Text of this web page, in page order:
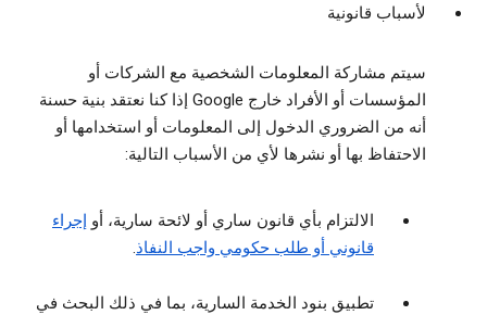
لأسباب قانونية
سيتم مشاركة المعلومات الشخصية مع الشركات أو
المؤسسات أو الأفراد خارج Google إذا كنا نعتقد بنية حسنة
أنه من الضروري الدخول إلى المعلومات أو استخدامها أو
الاحتفاظ بها أو نشرها لأي من الأسباب التالية:
الالتزام بأي قانون ساري أو لائحة سارية، أو إجراء
قانوني أو طلب حكومي واجب النفاذ.
تطبيق بنود الخدمة السارية، بما في ذلك البحث في